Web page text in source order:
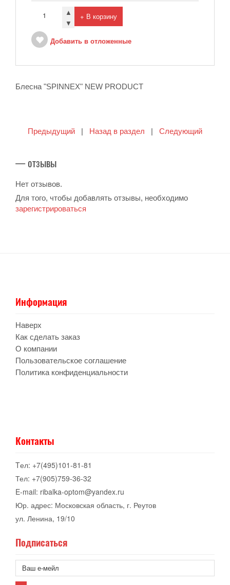
▲
▼
+ В корзину
Добавить в отложенные
Блесна "SPINNEX" NEW PRODUCT
Предыдущий | Назад в раздел | Следующий
— отзывы
Нет отзывов.
Для того, чтобы добавлять отзывы, необходимо
зарегистрироваться
Информация
Наверх
Как сделать заказ
О компании
Пользовательское соглашение
Политика конфиденциальности
Контакты
Tел: +7(495)101-81-81
Тел: +7(905)759-36-32
E-mail: ribalka-optom@yandex.ru
Юр. адрес: Московская область, г. Реутов
ул. Ленина, 19/10
Подписаться